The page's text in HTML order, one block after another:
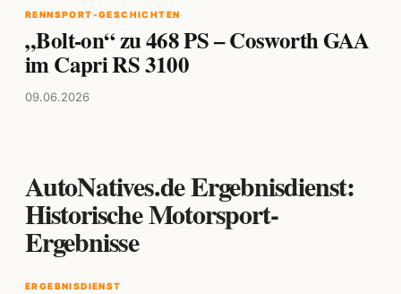
RENNSPORT-GESCHICHTEN
„Bolt-on“ zu 468 PS – Cosworth GAA
im Capri RS 3100
09.06.2026
AutoNatives.de Ergebnisdienst:
Historische Motorsport-
Ergebnisse
ERGEBNISDIENST